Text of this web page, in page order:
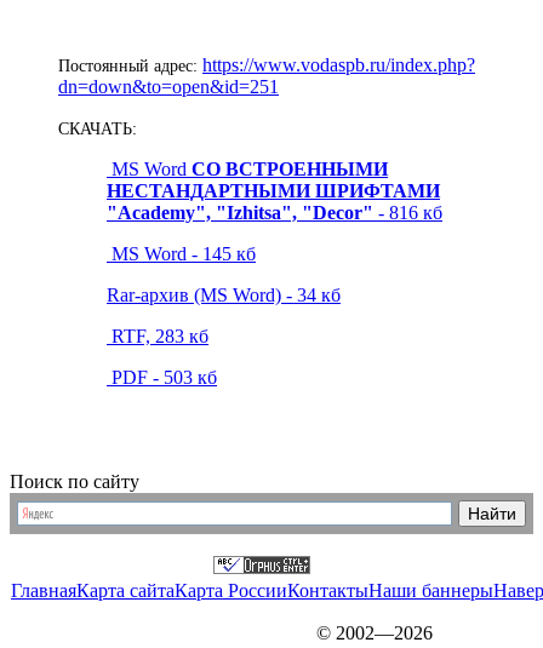
Постоянный адрес: https://www.vodaspb.ru/index.php?
dn=down&to=open&id=251
СКАЧАТЬ:
MS Word СО ВСТРОЕННЫМИ
НЕСТАНДАРТНЫМИ ШРИФТАМИ
"Academy", "Izhitsa", "Decor" - 816 кб
MS Word - 145 кб
Rar-архив (MS Word) - 34 кб
RTF, 283 кб
PDF - 503 кб
Поиск по сайту
ГлавнаяКарта сайтаКарта РоссииКонтактыНаши баннеры
© 2002—2026